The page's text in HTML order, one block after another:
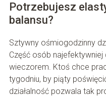
Potrzebujesz
balansu?
Sztywny ośmiogodzinny
Część osób najefektywniej
wieczorem. Ktoś chce
tygodniu, by piąty
działalność pozwala tak